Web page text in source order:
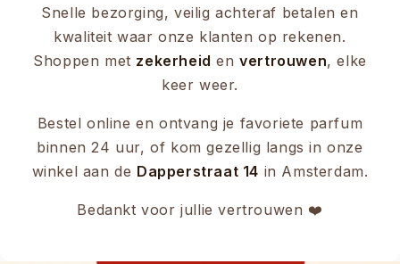
Snelle bezorging, veilig achteraf betalen en
kwaliteit waar onze klanten op rekenen.
Shoppen met zekerheid envertrouwen, elke
keer weer.
Bestel online en ontvang je favoriete parfum
binnen 24 uur, of kom gezellig langs in onze
winkel aan de Dapperstraat 14 in Amsterdam.
Bedankt voor jullie vertrouwen ❤️